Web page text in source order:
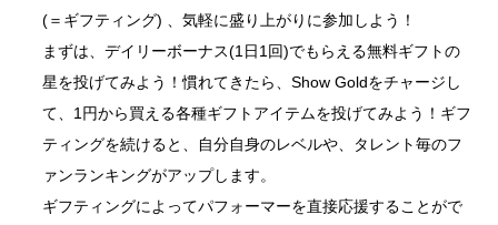
(＝ギフティング) 、気軽に盛り上がりに参加しよう！
まずは、デイリーボーナス(1日1回)でもらえる無料ギフトの
星を投げてみよう！慣れてきたら、Show Goldをチャージし
て、1円から買える各種ギフトアイテムを投げてみよう！ギフ
ティングを続けると、自分自身のレベルや、タレント毎のフ
ァンランキングがアップします。
ギフティングによってパフォーマーを直接応援することがで